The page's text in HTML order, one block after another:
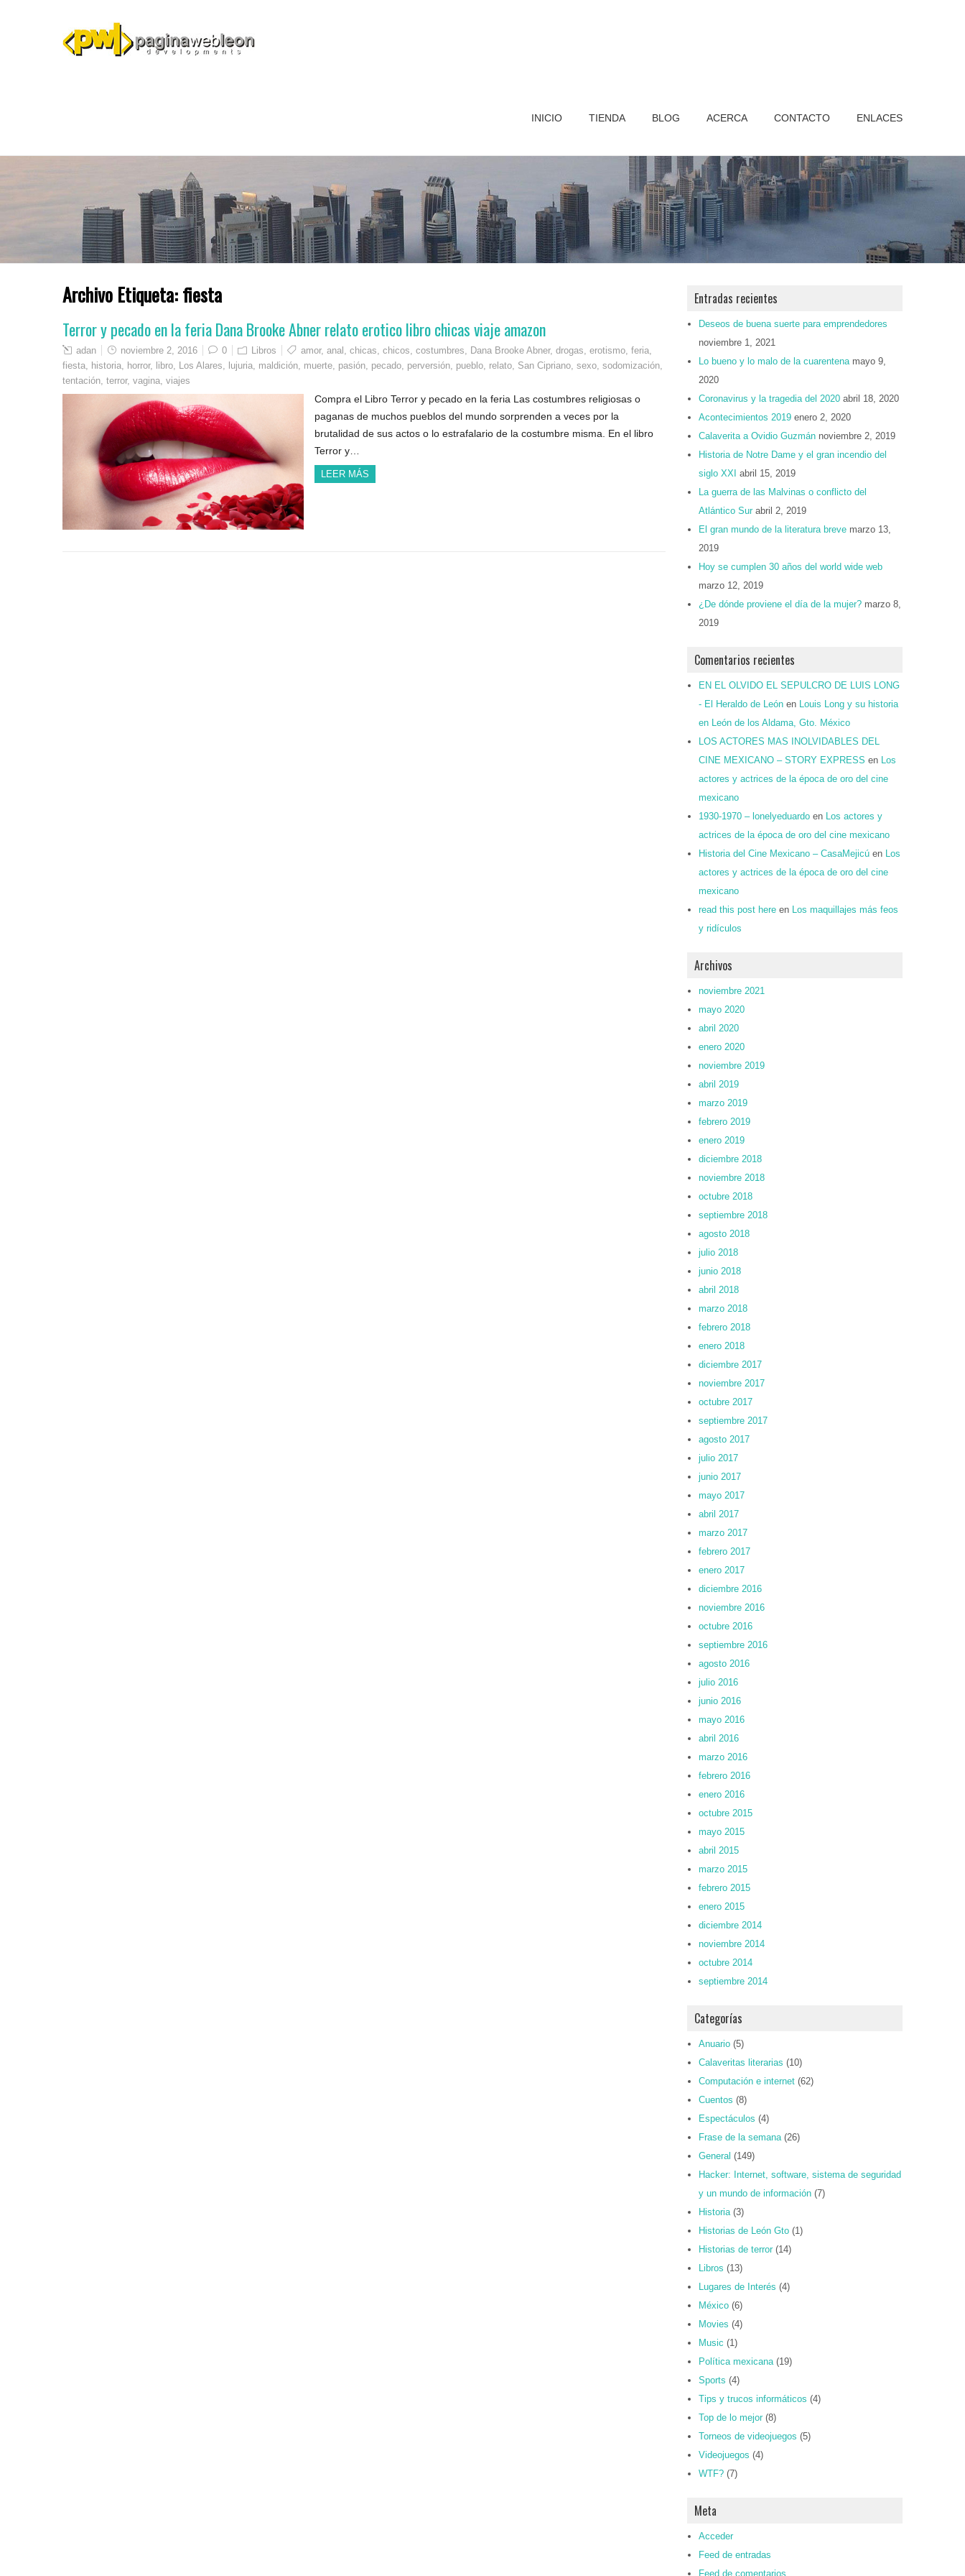
INICIO TIENDA BLOG ACERCA CONTACTO ENLACES
Archivo Etiqueta:fiesta
Terror y pecado en la feria Dana Brooke Abner relato erotico libro chicas viaje amazon
adan noviembre 2, 2016 0 Libros amor, anal , chicas, chicos, costumbres, Dana Brooke Abner, drogas, erotismo, feria,
fiesta, historia, horror, libro, Los Alares, lujuria, maldición, muerte, pasión, pecado, perversión, pueblo, relato, San Cipriano, sexo, sodomización,
tentación, terror, vagina, viajes
Compra el Libro Terror y pecado en la feria Las costumbres religiosas o
paganas de muchos pueblos del mundo sorprenden a veces por la
brutalidad de sus actos o lo estrafalario de la costumbre misma. En el libro
Terror y…
LEER MÁS
Entradas recientes
Deseos de buena suerte para emprendedores
noviembre 1, 2021
Lo bueno y lo malo de la cuarentena mayo 9,
2020
Coronavirus y la tragedia del 2020 abril 18, 2020
Acontecimientos 2019 enero 2, 2020
Calaverita a Ovidio Guzmán noviembre 2, 2019
Historia de Notre Dame y el gran incendio del
siglo XXI abril 15, 2019
La guerra de las Malvinas o conflicto del
Atlántico Sur abril 2, 2019
El gran mundo de la literatura breve marzo 13,
2019
Hoy se cumplen 30 años del world wide web
marzo 12, 2019
¿De dónde proviene el día de la mujer? marzo 8,
2019
Comentarios recientes
EN EL OLVIDO EL SEPULCRO DE LUIS LONG
- El Heraldo de León en Louis Long y su historia
en León de los Aldama, Gto. México
LOS ACTORES MAS INOLVIDABLES DEL
CINE MEXICANO – STORY EXPRESS en Los
actores y actrices de la época de oro del cine
mexicano
1930-1970 – lonelyeduardo en Los actores y
actrices de la época de oro del cine mexicano
Historia del Cine Mexicano – CasaMejicú en Los
actores y actrices de la época de oro del cine
mexicano
read this post here en Los maquillajes más feos
y ridículos
Archivos
noviembre 2021
mayo 2020
abril 2020
enero 2020
noviembre 2019
abril 2019
marzo 2019
febrero 2019
enero 2019
diciembre 2018
noviembre 2018
octubre 2018
septiembre 2018
agosto 2018
julio 2018
junio 2018
abril 2018
marzo 2018
febrero 2018
enero 2018
diciembre 2017
noviembre 2017
octubre 2017
septiembre 2017
agosto 2017
julio 2017
junio 2017
mayo 2017
abril 2017
marzo 2017
febrero 2017
enero 2017
diciembre 2016
noviembre 2016
octubre 2016
septiembre 2016
agosto 2016
julio 2016
junio 2016
mayo 2016
abril 2016
marzo 2016
febrero 2016
enero 2016
octubre 2015
mayo 2015
abril 2015
marzo 2015
febrero 2015
enero 2015
diciembre 2014
noviembre 2014
octubre 2014
septiembre 2014
Categorías
Anuario (5)
Calaveritas literarias (10)
Computación e internet (62)
Cuentos (8)
Espectáculos (4)
Frase de la semana(26)
General (149)
Hacker: Internet, software, sistema de seguridad
y un mundo de información (7)
Historia(3)
Historias de León Gto (1)
Historias de terror (14)
Libros (13)
Lugares de Interés (4)
México (6)
Movies (4)
Music (1)
Política mexicana(19)
Sports (4)
Tips y trucos informáticos (4)
Top de lo mejor (8)
Torneos de videojuegos (5)
Videojuegos (4)
WTF? (7)
Meta
Acceder
Feed de entradas
Feed de comentarios